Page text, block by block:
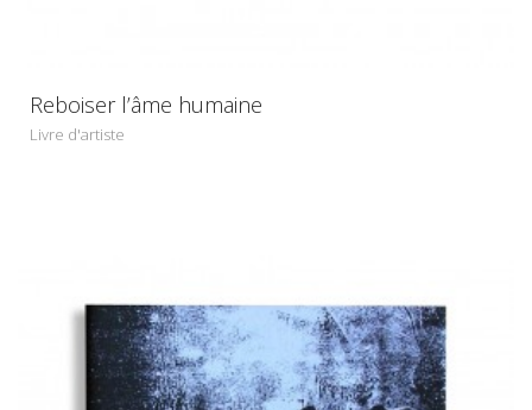
Reboiser l’âme humaine
Livre d'artiste